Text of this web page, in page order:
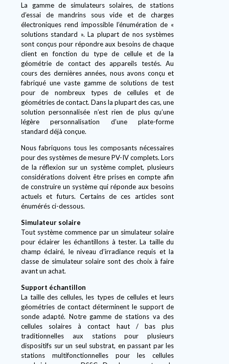
La gamme de simulateurs solaires, de stations
d’essai de mandrins sous vide et de charges
électroniques rend impossible l’énumération de «
solutions standard ». La plupart de nos systèmes
sont conçus pour répondre aux besoins de chaque
client en fonction du type de cellule et de la
géométrie de contact des appareils testés. Au
cours des dernières années, nous avons conçu et
fabriqué une vaste gamme de solutions de test
pour de nombreux types de cellules et de
géométries de contact. Dans la plupart des cas, une
solution personnalisée n’est rien de plus qu’une
légère personnalisation d’une plate-forme
standard déjà conçue.
Nous fabriquons tous les composants nécessaires
pour des systèmes de mesure PV-IV complets. Lors
de la réflexion sur un système complet, plusieurs
considérations doivent être prises en compte afin
de construire un système qui réponde aux besoins
actuels et futurs. Certains de ces articles sont
énumérés ci-dessous.
Simulateur solaire
Tout système commence par un simulateur solaire
pour éclairer les échantillons à tester. La taille du
champ éclairé, le niveau d’irradiance requis et la
classe de simulateur solaire sont des choix à faire
avant un achat.
Support échantillon
La taille des cellules, les types de cellules et leurs
géométries de contact déterminent le support de
sonde adapté. Notre gamme de stations va des
cellules solaires à contact haut / bas plus
traditionnelles aux stations pour plusieurs
dispositifs sur un seul substrat, en passant par les
stations multifonctionnelles pour les cellules